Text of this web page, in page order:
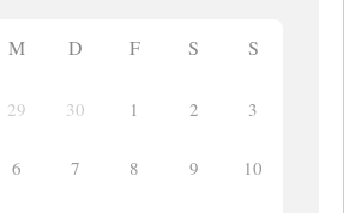
M D F S S
29 30 1 2 3
6 7 8 9 10